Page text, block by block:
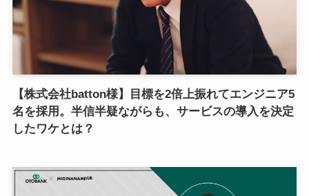
【株式会社batton様】目標を2倍上振れてエンジニア5
名を採用。半信半疑ながらも、サービスの導入を決定
したワケとは？